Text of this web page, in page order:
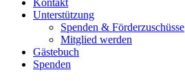
Kontakt
Unterstützung
Spenden & Förderzuschüsse
Mitglied werden
Gästebuch
Spenden